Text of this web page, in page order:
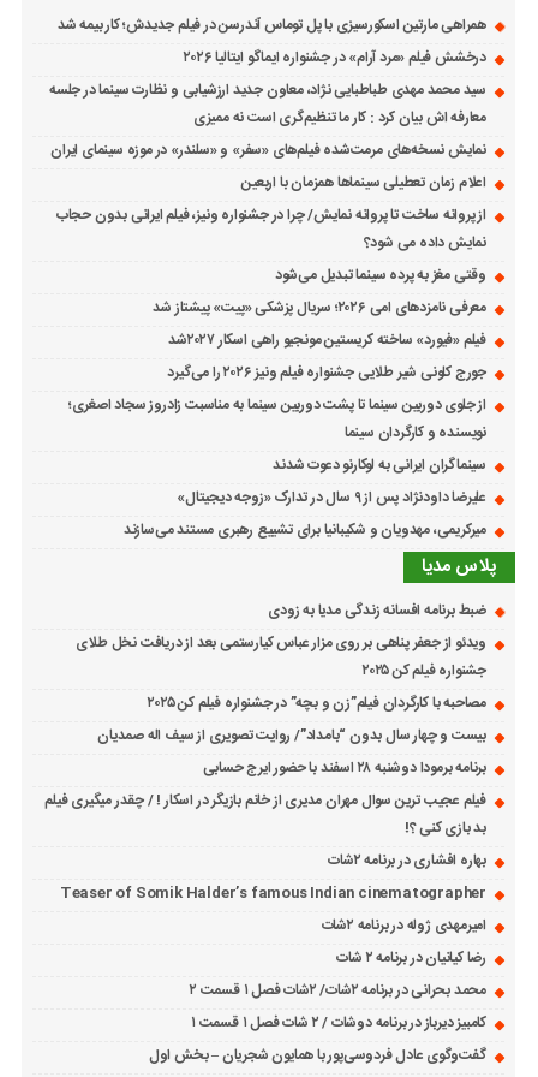
همراهی مارتین اسکورسیزی با پل توماس ٱندرسن در فیلم جدیدش؛ کار بیمه شد
درخشش فیلم «مرد آرام» در جشنواره ایماگو ایتالیا ۲۰۲۶
سید محمد مهدی طباطبایی نژاد، معاون جدید ارزشیابی و نظارت سینما در جلسه
معارفه اش بیان کرد : کار ما تنظیم‌گری است نه ممیزی
نمایش نسخه‌های مرمت‌شده فیلم‌های «سفر» و «سلندر» در موزه سینمای ایران
اعلام زمان تعطیلی سینماها همزمان با اربعین
از پروانه ساخت تا پروانه نمایش/ چرا در جشنواره ونیز، فیلم ایرانی بدون حجاب
نمایش داده می شود؟
وقتی مغز به پرده سینما تبدیل می‌شود
معرفی نامزدهای امی ۲۰۲۶؛ سریال پزشکی «پیت» پیشتاز شد
فیلم «فیورد» ساخته کریستین مونجیو راهی اسکار ۲۰۲۷شد
جورج کلونی شیر طلایی جشنواره فیلم ونیز ۲۰۲۶ را می‌گیرد
از جلوی دوربین سینما تا پشت دوربین سینما به مناسبت زادروز سجاد اصغری؛
نویسنده و کارگردان سینما
سینماگران ایرانی به لوکارنو دعوت شدند
علیرضا داودنژاد پس از ۹ سال در تدارک «زوجه دیجیتال»
میرکریمی، مهدویان و شکیبانیا برای تشییع رهبری مستند می‌سازند
پلاس مدیا
ضبط برنامه افسانه زندگی مدیا به زودی
ویدئو از جعفر پناهی بر روی مزار عباس کیارستمی بعد از دریافت نخل طلای
جشنواره فیلم کن ۲۰۲۵
مصاحبه با کارگردان فیلم”زن و بچه” در جشنواره فیلم کن ۲۰۲۵
بیست و چهار سال بدون “بامداد”/ روایت تصویری از سیف اله صمدیان
برنامه برمودا دوشنبه ۲۸ اسفند با حضور ایرج حسابی
فیلم عجیب ترین سوال مهران مدیری از خانم بازیگر در اسکار ! / چقدر میگیری فیلم
بد بازی کنی ؟!
بهاره افشاری در برنامه ۲شات
Teaser of Somik Halder’s famous Indian cinematographer
امیرمهدی ژوله در برنامه ۲شات
رضا کیانیان در برنامه ۲ شات
محمد بحرانی در برنامه ۲شات/ ۲شات فصل ۱ قسمت ۲
کامبیز دیرباز در برنامه دوشات / ۲ شات فصل ۱ قسمت ۱
گفت‌وگوی عادل فردوسی‌پور با همایون شجریان – بخش اول